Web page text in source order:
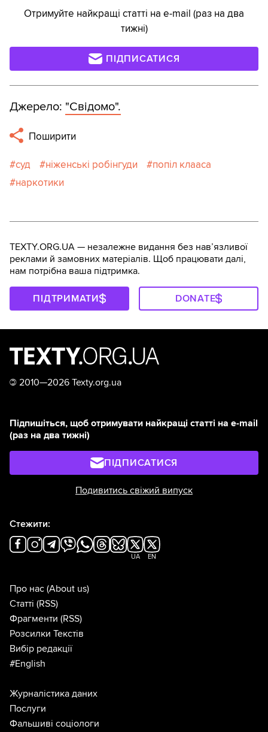
Отримуйте найкращі статті на e-mail (раз на два
тижні)
ПІДПИСАТИСЯ
Джерело: "Свідомо".
Поширити
суд ніженські робінгуди
попіл клааса
наркотики
TEXTY.ORG.UA — незалежне видання без навʼязливої
реклами й замовних матеріалів. Щоб працювати далі,
нам потрібна ваша підтримка.
ПІДТРИМАТИ DONATE
© 2010—2026 Texty.org.ua
Підпишіться, щоб отримувати найкращі статті на e-mail
(раз на два тижні)
ПІДПИСАТИСЯ
Подивитись свіжий випуск
Стежити:
UA EN
Про нас (About us)
Статті (RSS)
Фрагменти (RSS)
Розсилки Текстів
Вибір редакції
#English
Журналістика даних
Послуги
Фальшиві соціологи